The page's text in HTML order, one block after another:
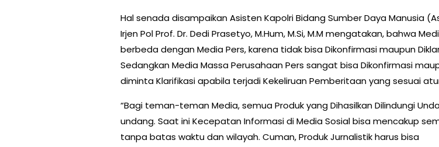
Hal senada disampaikan Asisten Kapolri Bidang Sumber Daya Manusia
Irjen Pol Prof. Dr. Dedi Prasetyo, M.Hum, M.Si, M.M mengatakan, bahwa
berbeda dengan Media Pers, karena tidak bisa Dikonfirmasi maupun
Sedangkan Media Massa Perusahaan Pers sangat bisa Dikonfirmasi
diminta Klarifikasi apabila terjadi Kekeliruan Pemberitaan yang sesuai
“Bagi teman-teman Media, semua Produk yang Dihasilkan Dilindungi
undang. Saat ini Kecepatan Informasi di Media Sosial bisa mencakup
tanpa batas waktu dan wilayah. Cuman, Produk Jurnalistik harus bisa